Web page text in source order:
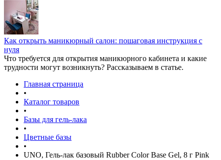
Как открыть маникюрный салон: пошаговая инструкция с
нуля
Что требуется для открытия маникюрного кабинета и какие
трудности могут возникнуть? Рассказываем в статье.
Главная страница
•
Каталог товаров
•
Базы для гель-лака
•
Цветные базы
•
UNO, Гель-лак базовый Rubber Color Base Gel, 8 г Pink